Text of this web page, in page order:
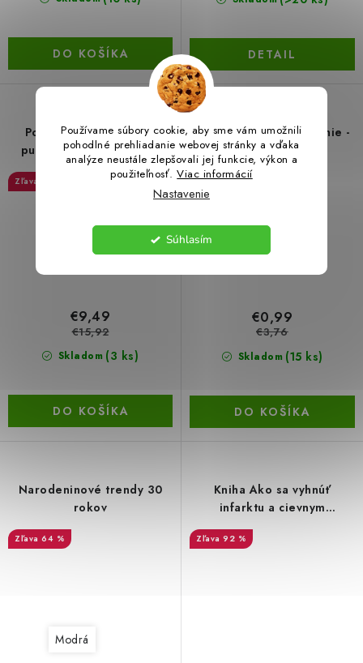
Používame súbory cookie, aby sme vám umožnili
pohodlné prehliadanie webovej stránky a vďaka
analýze neustále zlepšovali jej funkcie, výkon a
použiteľnosť.Viac informácií
Nastavenie
Súhlasím
DO KOŠÍKA DETAIL
Podložka na skladanie
puzzle s príslušenstvom
Skladom (3 ks)
€9,49
€15,92
DO KOŠÍKA
Najlepšie svetové čítanie -
4 v 1
73 %
Skladom (15 ks)
€0,99
€3,76
DO KOŠÍKA
Narodeninové trendy 30
rokov
64 %
Modrá
Kniha Ako sa vyhnúť
infarktu a cievnym
92 %